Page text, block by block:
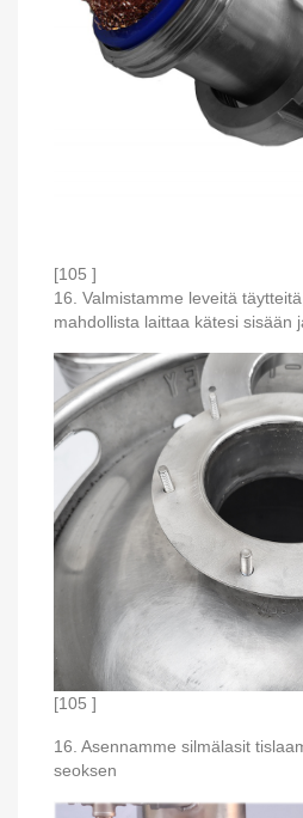
[105 ]
16. Valmistamme leveitä
mahdollista laittaa kätesi sisään
[105 ]
16. Asennamme silmälasit
seoksen